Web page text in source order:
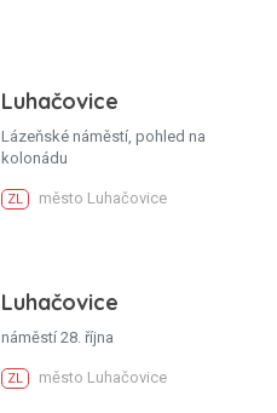
Luhačovice
Lázeňské náměstí, pohled na
kolonádu
ZL město Luhačovice
Luhačovice
náměstí 28. října
ZL město Luhačovice